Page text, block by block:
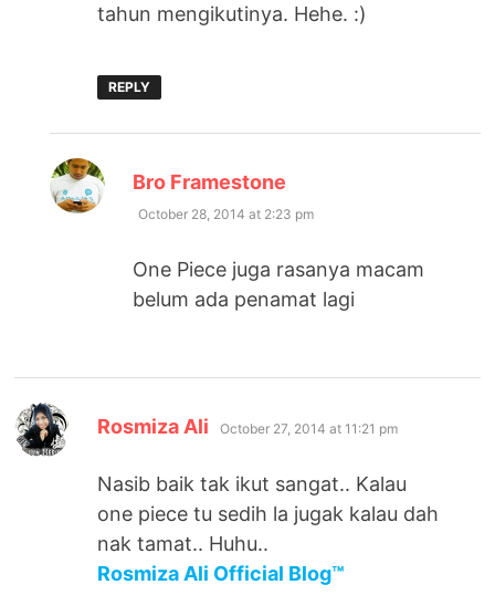
tahun mengikutinya. Hehe. :)
REPLY
Bro Framestone
October 28, 2014 at 2:23 pm
One Piece juga rasanya macam
belum ada penamat lagi
Rosmiza Ali says:
October 27, 2014 at 11:21 pm
Nasib baik tak ikut sangat.. Kalau
one piece tu sedih la jugak kalau dah
nak tamat.. Huhu..
Rosmiza Ali Official Blog™